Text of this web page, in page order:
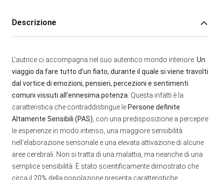
Descrizione
L’autrice ci accompagna nel suo autentico mondo interiore. Un
viaggio da fare tutto d’un fiato, durante il quale si viene travolti
dal vortice di emozioni, pensieri, percezioni e sentimenti
comuni vissuti all’ennesima potenza. Questa infatti è la
caratteristica che contraddistingue le Persone definite
Altamente Sensibili (PAS), con una predisposizione a percepire
le esperienze in modo intenso, una maggiore sensibilità
nell’elaborazione sensoriale e una elevata attivazione di alcune
aree cerebrali. Non si tratta di una malattia, ma neanche di una
semplice sensibilità. È stato scientificamente dimostrato che
circa il 20% della popolazione presenta caratteristiche